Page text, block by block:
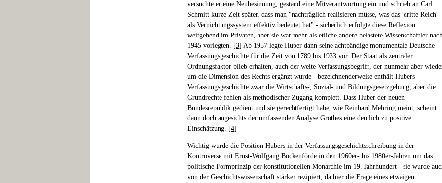
versuchte er eine Neubesinnung, gestand eine Mitverantwortung ein und schrieb an Carl
Schmitt kurze Zeit später, dass man "nachträglich realisieren müsse, was das 'dritte Reich'
als Vernichtungssystem effektiv bedeutet hat" - sicherlich erfolgte diese Reflexion
weitgehend im Privaten, aber sie war mehr als etliche andere belastete Wissenschaftler nach
1945 vorlegten. [3] Ab 1957 legte Huber dann seine achtbändige monumentale Deutsche
Verfassungsgeschichte für die Zeit von 1789 bis 1933 vor. Der Staat als zentraler
Ordnungsfaktor blieb erhalten, auch der weite Verfassungsbegriff, der nunmehr aber
um die Dimension des Rechts ergänzt wurde - bezeichnenderweise enthält Hubers
Verfassungsgeschichte zwar die Wirtschafts-, Sozial- und Bildungsgesetzgebung, aber die
Grundrechte fehlen als methodischer Zugang komplett. Dass Huber der neuen
Bundesrepublik gedient und sie gerechtfertigt habe, wie Reinhard Mehring meint, scheint
dann doch angesichts der umfassenden Analyse Grothes eine deutlich zu positive
Einschätzung. [4]
Wichtig wurde die Position Hubers in der Verfassungsgeschichtsschreibung in der
Kontroverse mit Ernst-Wolfgang Böckenförde in den 1960er- bis 1980er-Jahren um das
politische Formprinzip der konstitutionellen Monarchie im 19. Jahrhundert - sie wurde
von der Geschichtswissenschaft stärker rezipiert, da hier die Frage eines etwaigen